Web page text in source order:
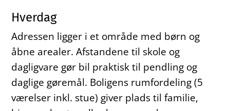
Hverdag
Adressen ligger i et område med børn og
åbne arealer. Afstandene til skole og
dagligvare gør bil praktisk til pendling og
daglige gøremål. Boligens rumfordeling (5
værelser inkl. stue) giver plads til familie,